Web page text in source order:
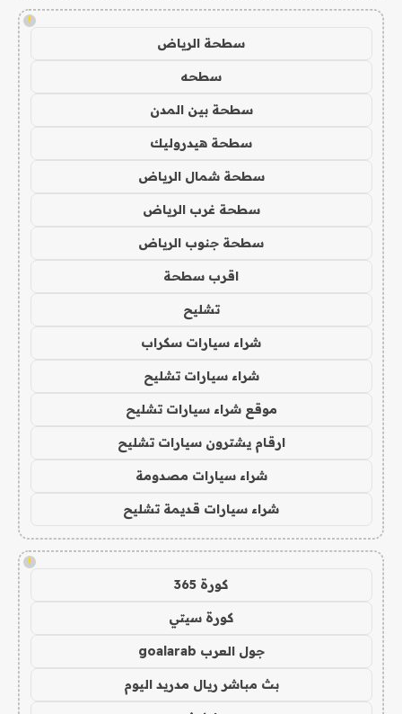
!
سطحة الرياض
سطحه
سطحة بين المدن
سطحة هيدروليك
سطحة شمال الرياض
سطحة غرب الرياض
سطحة جنوب الرياض
اقرب سطحة
تشليح
شراء سيارات سكراب
شراء سيارات تشليح
موقع شراء سيارات تشليح
ارقام يشترون سيارات تشليح
شراء سيارات مصدومة
شراء سيارات قديمة تشليح
!
كورة 365
كورة سيتي
جول العرب goalarab
بث مباشر ريال مدريد اليوم